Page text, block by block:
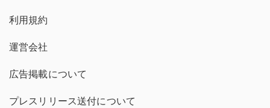
利用規約
運営会社
広告掲載について
プレスリリース送付について